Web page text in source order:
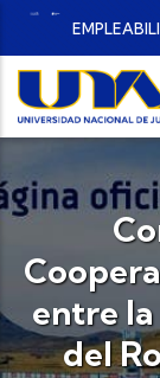
Pasar al contenido
entre
del